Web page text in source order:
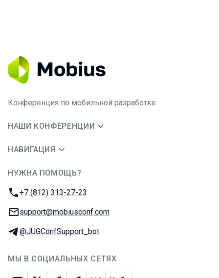
Конференция по мобильной разработке
НАШИ КОНФЕРЕНЦИИ
НАВИГАЦИЯ
НУЖНА ПОМОЩЬ?
Телефон:
+7 (812) 313-27-23
E-mail:
support@mobiusconf.com
Телеграм:
@JUGConfSupport_bot
МЫ В СОЦИАЛЬНЫХ СЕТЯХ